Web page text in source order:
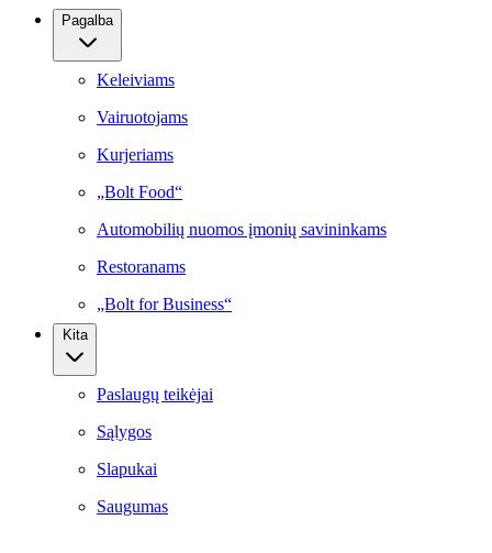
Pagalba
Keleiviams
Vairuotojams
Kurjeriams
„Bolt Food“
Automobilių nuomos įmonių savininkams
Restoranams
„Bolt for Business“
Kita
Paslaugų teikėjai
Sąlygos
Slapukai
Saugumas